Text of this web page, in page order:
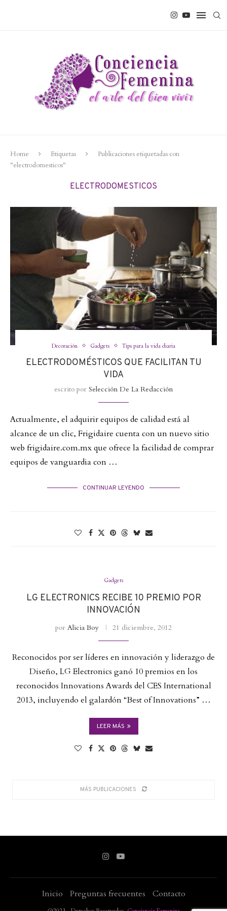
Home Etiquetas
Publicaciones etiquetadas con
"electrodomesticos"
ELECTRODOMESTICOS
Decoración Gadgets Tips para la vida diaria
ELECTRODOMÉSTICOS QUE FACILITAN TU
VIDA
escrito por Selección De La Redacción
Actualmente, el adquirir equipos de calidad está al
alcance de un clic, Frigidaire cuenta con un nuevo sitio
web frigidaire.com.mx que ofrece la facilidad de comprar
equipos de vanguardia con …
CONTINUAR LEYENDO
Gadgets
LG ELECTRONICS RECIBE 10 PREMIO POR
INNOVACIÓN
por Alicia Boy 21 diciembre, 2012
Reconocidos por ser líderes en innovación y liderazgo de
Diseño, LG Electronics ganó 10 premios en los
reconocidos Innovations Awards del CES International
2013, incluyendo el galardón “Best of Innovations” …
LEER MÁS
MÁS PUBLICACIONES
Inicio Preguntas frecuentes Contacto